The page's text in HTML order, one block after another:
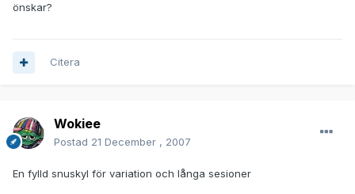
önskar?
Citera
Wokiee
Postad 21 December , 2007
En fylld snuskyl för variation och långa sesioner